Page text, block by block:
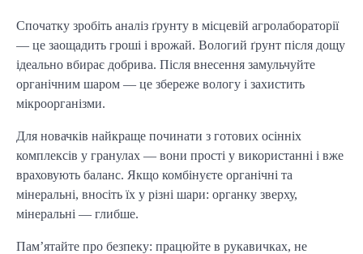
Спочатку зробіть аналіз ґрунту в місцевій агролабораторії
— це заощадить гроші і врожай. Вологий ґрунт після дощу
ідеально вбирає добрива. Після внесення замульчуйте
органічним шаром — це збереже вологу і захистить
мікроорганізми.
Для новачків найкраще починати з готових осінніх
комплексів у гранулах — вони прості у використанні і вже
враховують баланс. Якщо комбінуєте органічні та
мінеральні, вносіть їх у різні шари: органку зверху,
мінеральні — глибше.
Пам’ятайте про безпеку: працюйте в рукавичках, не